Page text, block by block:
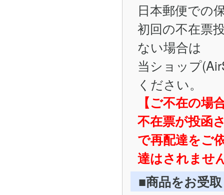
日本郵便での
初回の不在票
ない場合は
当ショップ
ください。
【ご不在の場
不在票が投函
で再配達をご
達はされませ
■商品をお受